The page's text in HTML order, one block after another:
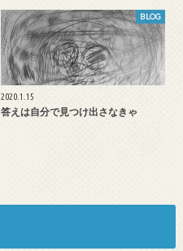
BLOG
2020.1.15
答えは自分で見つけ出さなきゃ